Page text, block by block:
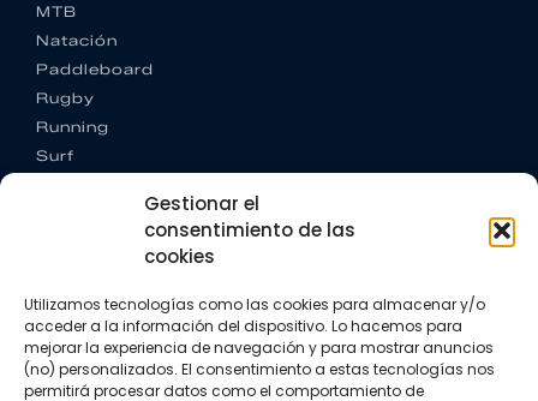
Gestionar el
consentimiento de las
cookies
Utilizamos tecnologías como las cookies para almacenar y/o
acceder a la información del dispositivo. Lo hacemos para
mejorar la experiencia de navegación y para mostrar anuncios
(no) personalizados. El consentimiento a estas tecnologías nos
permitirá procesar datos como el comportamiento de
MTB
Natación
Paddleboard
Rugby
Running
Surf
CONTACTO
+34 662 342 177
info@vkssport.com
SÍGUENOS